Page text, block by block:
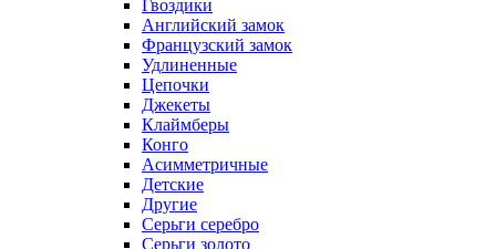
Гвоздики
Английский замок
Французский замок
Удлиненные
Цепочки
Джекеты
Клаймберы
Конго
Асимметричные
Детские
Другие
Серьги серебро
Серьги золото